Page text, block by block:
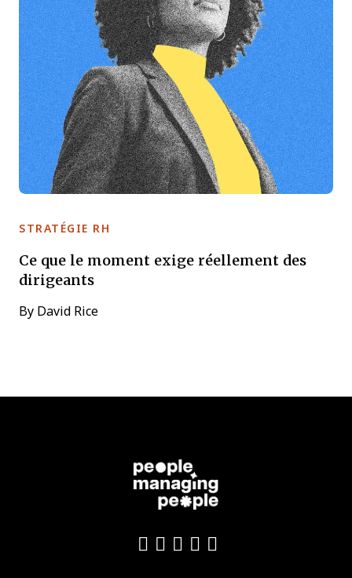
STRATÉGIE RH
Ce que le moment exige réellement des
dirigeants
By David Rice
Like us on Facebook
Follow us on Twitter
Follow us on
Add us on
Follow us on